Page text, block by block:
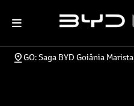
GO: Saga BYD Goiânia Marista